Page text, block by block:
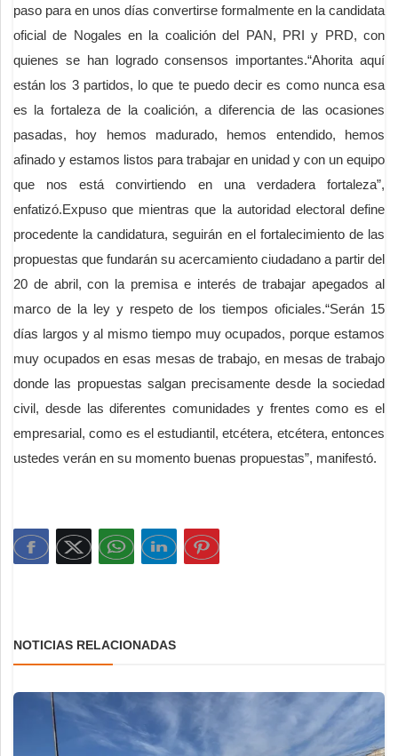
paso para en unos días convertirse formalmente en la candidata
oficial de Nogales en la coalición del PAN, PRI y PRD, con
quienes se han logrado consensos importantes.“Ahorita aquí
están los 3 partidos, lo que te puedo decir es como nunca esa
es la fortaleza de la coalición, a diferencia de las ocasiones
pasadas, hoy hemos madurado, hemos entendido, hemos
afinado y estamos listos para trabajar en unidad y con un equipo
que nos está convirtiendo en una verdadera fortaleza”,
enfatizó.Expuso que mientras que la autoridad electoral define
procedente la candidatura, seguirán en el fortalecimiento de las
propuestas que fundarán su acercamiento ciudadano a partir del
20 de abril, con la premisa e interés de trabajar apegados al
marco de la ley y respeto de los tiempos oficiales.“Serán 15
días largos y al mismo tiempo muy ocupados, porque estamos
muy ocupados en esas mesas de trabajo, en mesas de trabajo
donde las propuestas salgan precisamente desde la sociedad
civil, desde las diferentes comunidades y frentes como es el
empresarial, como es el estudiantil, etcétera, etcétera, entonces
ustedes verán en su momento buenas propuestas”, manifestó.
NOTICIAS RELACIONADAS